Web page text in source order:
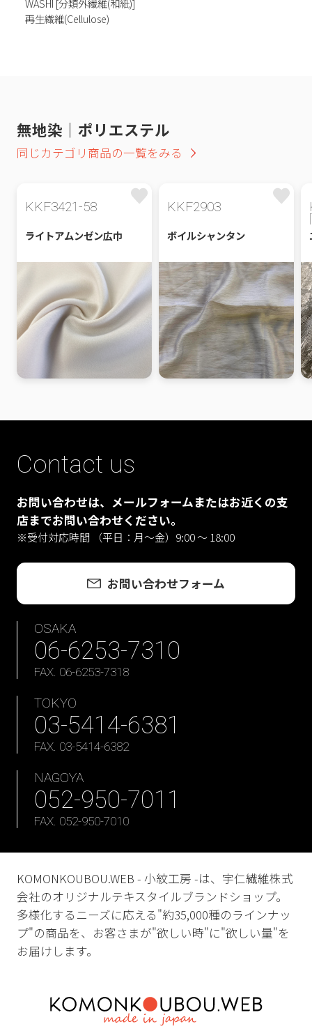
再生繊維(Cellulose)
無地染｜ポリエステル
同じカテゴリ商品の一覧をみる
KKF3421-58
ライトアムンゼン広巾
KKF2903
ボイルシャンタン
Contact us
お問い合わせは、メールフォームまたはお近くの支
店までお問い合わせください。
※受付対応時間 （平日：月〜金）9:00 ～ 18:00
お問い合わせフォーム
OSAKA
06-6253-7310
FAX. 06-6253-7318
TOKYO
03-5414-6381
FAX. 03-5414-6382
NAGOYA
052-950-7011
FAX. 052-950-7010
KOMONKOUBOU.WEB - 小紋工房 -は、宇仁繊維株式
会社のオリジナルテキスタイルブランドショップ。
多様化するニーズに応える"約35,000種のラインナッ
プ"の商品を、お客さまが"欲しい時"に"欲しい量"を
お届けします。